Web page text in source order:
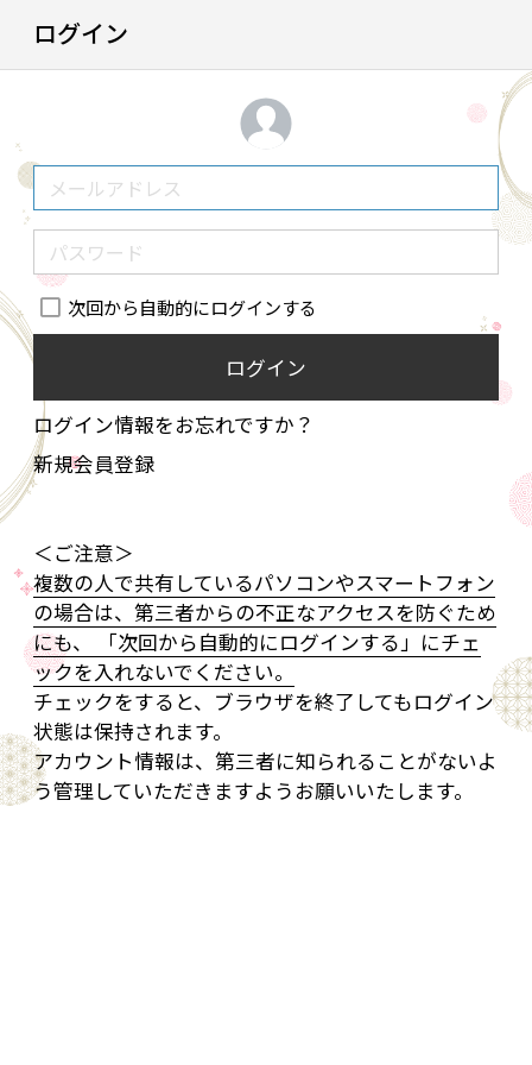
ログイン
次回から自動的にログインする
ログイン
ログイン情報をお忘れですか？
新規会員登録
＜ご注意＞
複数の人で共有しているパソコンやスマートフォン
の場合は、第三者からの不正なアクセスを防ぐため
にも、 「次回から自動的にログインする」にチェ
ックを入れないでください。
チェックをすると、ブラウザを終了してもログイン
状態は保持されます。
アカウント情報は、第三者に知られることがないよ
う管理していただきますようお願いいたします。